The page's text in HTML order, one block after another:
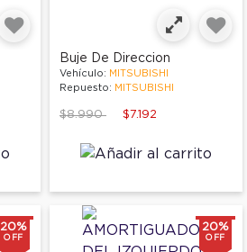
Buje De Direccion
Vehículo: MITSUBISHI
Repuesto: MITSUBISHI
Price reduced from
$8.990to $7.192
20%
OFF
20%
OFF